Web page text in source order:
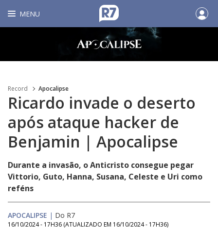
MENU
Record Apocalipse
Ricardo invade o deserto
após ataque hacker de
Benjamin | Apocalipse
Durante a invasão, o Anticristo consegue pegar
Vittorio, Guto, Hanna, Susana, Celeste e Uri como
reféns
APOCALIPSE | Do R7
16/10/2024 - 17H36 (ATUALIZADO EM 16/10/2024 - 17H36)